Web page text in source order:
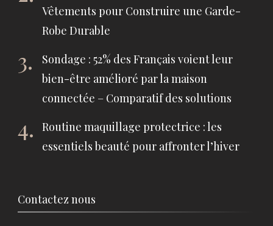
Vêtements pour Construire une Garde-
Robe Durable
Sondage : 52% des Français voient leur
bien-être amélioré par la maison
connectée – Comparatif des solutions
Routine maquillage protectrice : les
essentiels beauté pour affronter l’hiver
Contactez nous